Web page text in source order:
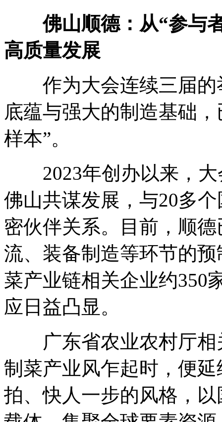
佛山顺德：从“参与
高质量发展
作为大会连续三届的
底蕴与强大的制造基础
样本”。
2023年创办以来，大
佛山共谋发展，与20多
密伙伴关系。目前，顺
流、装备制造等环节的
菜产业链相关企业约350
应日益凸显。
广东省农业农村厅相
制菜产业风乍起时，便
拍、快人一步的风格，